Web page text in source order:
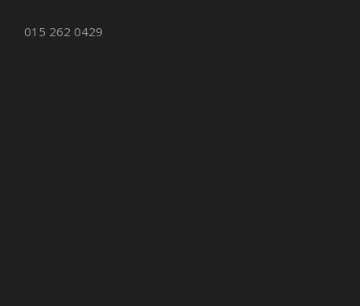
015 262 0429